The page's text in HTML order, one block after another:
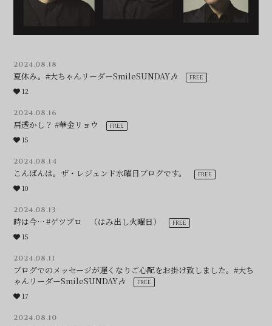
2024.08.18
夏休み。#大ちゃんリーダーSmileSUNDAY🎶
12
2024.08.16
肩透かし？ #華金リョウ
15
2024.08.14
こんばんは。ザ・レジェンド水曜日ブログです。
10
2024.08.13
時は今… #ゲツブロ （はみ出し火曜日）
15
2024.08.11
ブログでのメッセージが遅くなりご心配をお掛け致しました。#大ち
ゃんリーダーSmileSUNDAY🎶
17
2024.08.10